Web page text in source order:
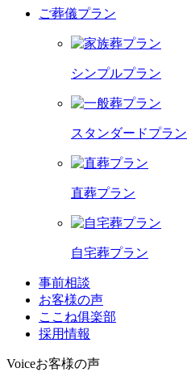
ご葬儀プラン
シンプルプラン
スタンダードプラン
直葬プラン
自宅葬プラン
事前相談
お客様の声
ここね俱楽部
採用情報
Voiceお客様の声